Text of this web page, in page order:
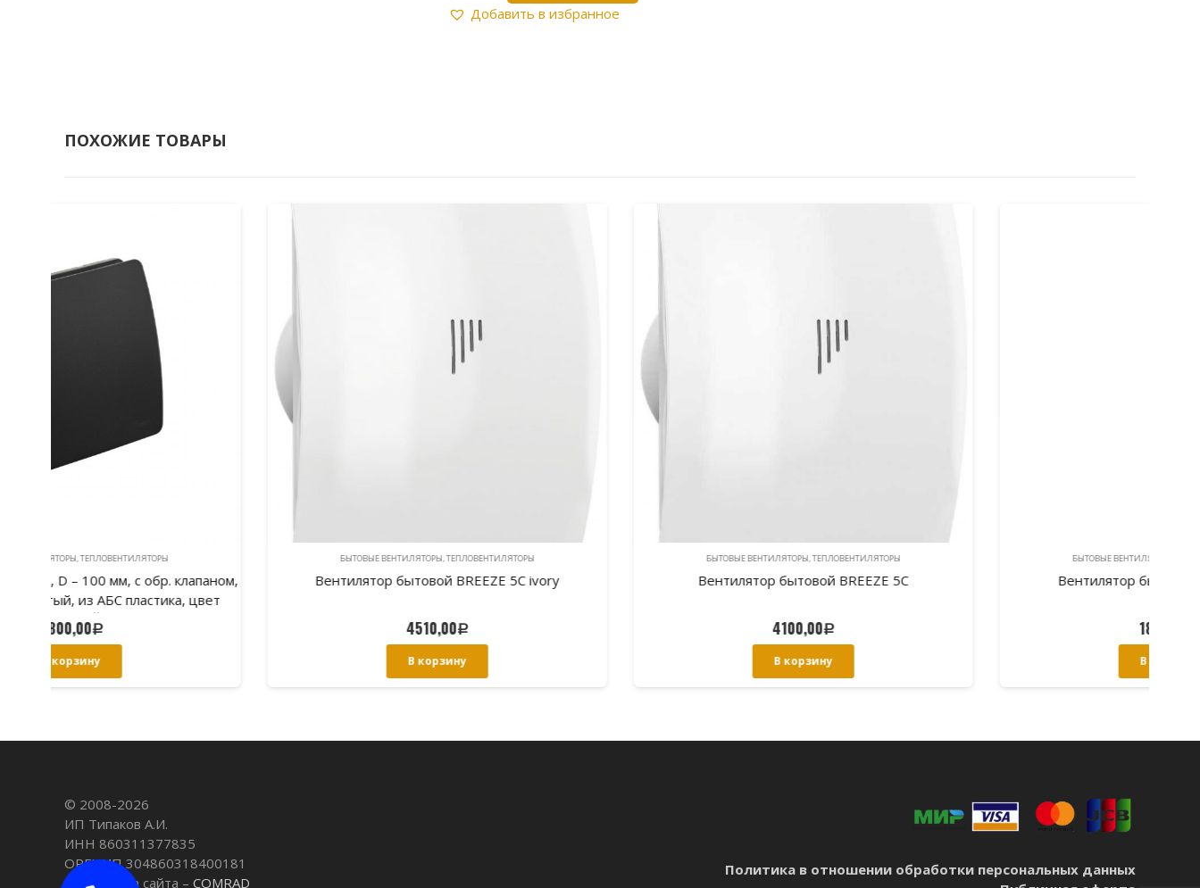
Вентилятор
Добавить в избранное
ПОХОЖИЕ ТОВАРЫ
БЫТОВЫЕ ВЕНТИЛЯТОРЫ, ТЕПЛОВЕНТИЛЯТОРЫ
Вентилятор бытовой BREEZE 5C ivory
БЫТОВЫЕ ВЕНТИЛЯТОРЫ, ТЕПЛОВЕНТИЛЯТОРЫ
Вентилятор бытовой BREEZE 5C
БЫТОВЫЕ ВЕНТИЛЯТОРЫ, ТЕПЛОВЕНТИЛЯТОРЫ
Вентилятор бытовой GFmark 5001
© 2008-2026
ИП Типаков А.И.
ИНН 860311377835
ОРГНИП 304860318400181
Разработка сайта – COMRAD
Политика в отношении обработки персональных данных